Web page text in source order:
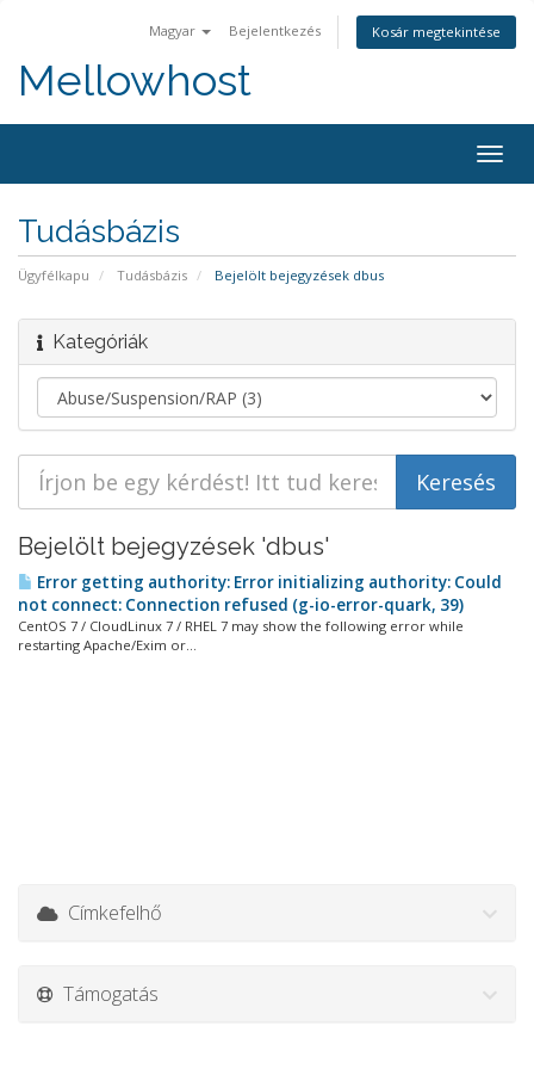
Magyar Bejelentkezés Kosár megtekintése
Mellowhost
Tudásbázis
Ügyfélkapu Tudásbázis Bejelölt bejegyzések dbus
Kategóriák
Bejelölt bejegyzések 'dbus'
Error getting authority: Error initializing authority: Could
not connect: Connection refused (g-io-error-quark, 39)
CentOS 7 / CloudLinux 7 / RHEL 7 may show the following error while
restarting Apache/Exim or...
Címkefelhő
Támogatás